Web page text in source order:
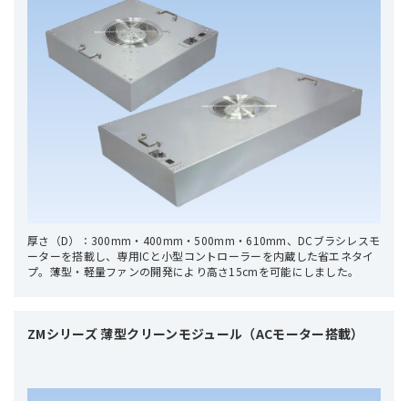
厚さ（D）：300mm・400mm・500mm・610mm、DCブラシレスモ
ーターを搭載し、専用ICと小型コントローラーを内蔵した省エネタイ
プ。薄型・軽量ファンの開発により高さ15cmを可能にしました。
ZMシリーズ 薄型クリーンモジュール（ACモーター搭載）